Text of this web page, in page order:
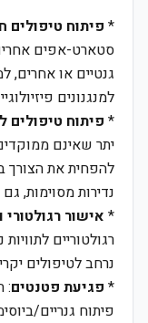
* פיתוח טיפולים
סטארט-אפים
למנגנונים
* פיתוח טיפולים
יתר שאינם
להפחית את הצורך
נדירות מסוימות,
* אישור רגולטורי
רגולטוריים
נרחב לטיפולים
* פגיעת פטנטים:
פיתוח גנריים/